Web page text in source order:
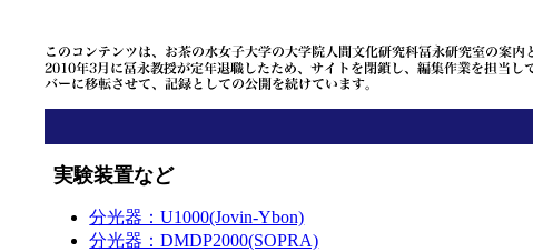
実験装置など
分光器：U1000(Jovin-Ybon)
分光器：DMDP2000(SOPRA)